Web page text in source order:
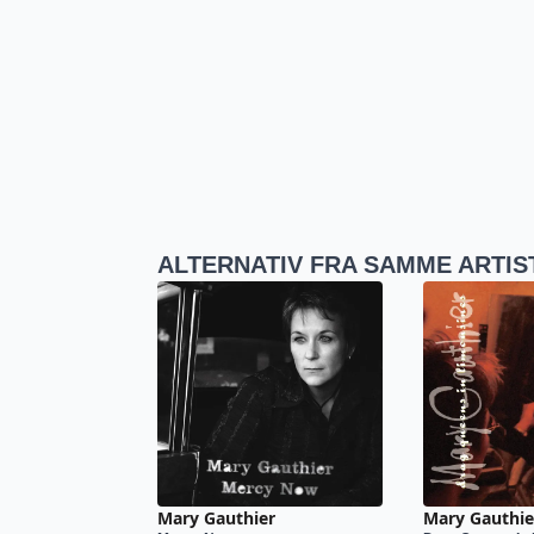
ALTERNATIV FRA SAMME
Mary Gauthier Mary